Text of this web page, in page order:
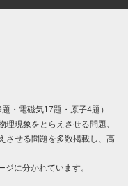
・電磁気17題・原子4題）
理現象をとらえさせる問題、
させる問題を多数掲載し、高
に分かれています。